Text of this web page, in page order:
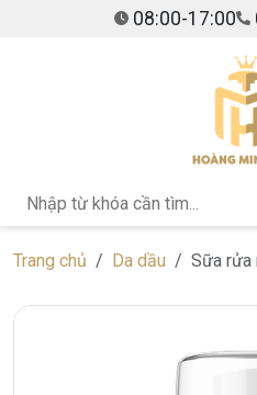
08:00-17:00
Trang chủ Da dầu Sữa rửa